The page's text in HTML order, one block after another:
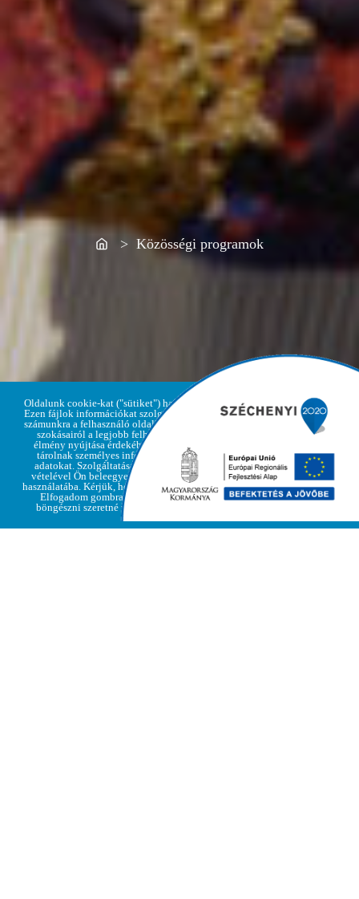
Home> Közösségi programok
Oldalunk cookie-kat ("sütiket") használ.
Ezen fájlok információkat szolgáltatnak
számunkra a felhasználó oldallátogatási
szokásairól a legjobb felhasználói
élmény nyújtása érdekében, de nem
tárolnak személyes információkat,
adatokat. Szolgáltatásaink igénybe
vételével Ön beleegyezik a cookie-k
használatába. Kérjük, hogy kattintson az
Elfogadom gombra, amennyiben
böngészni szeretné weboldalunkat
Elfogadom
irányelvek